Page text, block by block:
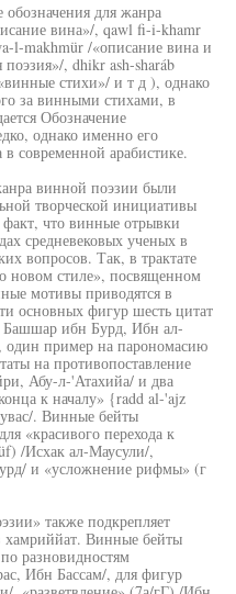
для жанра
вина»/, qawl fi-i-khamr
l-makhmür /«описание вина и
, dhikr ash-sharáb
стихи»/ и т д ), однако
за винными стихами, в
Обозначение
однако именно его
современной арабистике.
винной поэзии были
творческой инициативы
факт, что винные отрывки
средневековых ученых в
вопросов. Так, в трактате
новом стиле», посвященном
мотивы приводятся в
основных фигур шесть цитат
Башшар ибн Бурд, Ибн ал-
пример на парономасию
на противопоставление
Абу-л-'Атахийа/ и два
к началу» {radd al-'ajz
. Винные бейты
«красивого перехода к
/Исхак ал-Маусули/,
и «усложнение рифмы» (г
также подкрепляет
хамриййат. Винные бейты
разновидностям
Ибн Бассам/, для фигур